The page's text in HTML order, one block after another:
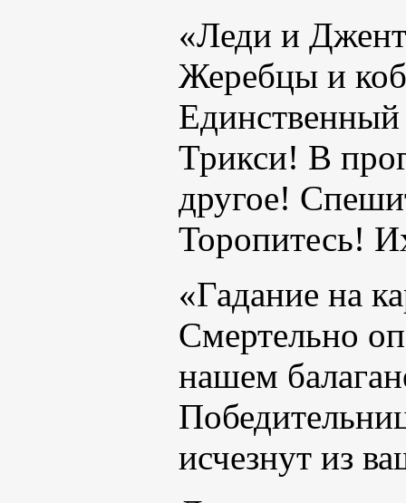
«Леди и
Жеребцы и
Единственный
Трикси! В
другое!
Торопитесь!
«Гадание на
Смертельно
нашем
исчезнут из